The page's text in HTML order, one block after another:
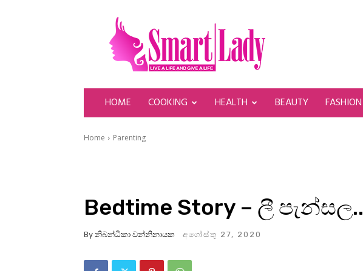
SmartLady
HOME COOKING HEALTH BEAUTY FASHION
Home Parenting
Bedtime Story – ලී පැන්සල..
By නිබන්ධිකා වන්නිනායක අගෝස්තු 27, 2020